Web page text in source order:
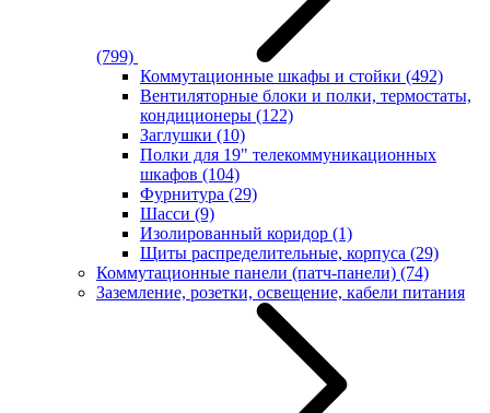
(799)
Коммутационные шкафы и стойки (492)
Вентиляторные блоки и полки, термостаты,
кондиционеры (122)
Заглушки (10)
Полки для 19" телекоммуникационных
шкафов (104)
Фурнитура (29)
Шасси (9)
Изолированный коридор (1)
Щиты распределительные, корпуса (29)
Коммутационные панели (патч-панели) (74)
Заземление, розетки, освещение, кабели питания